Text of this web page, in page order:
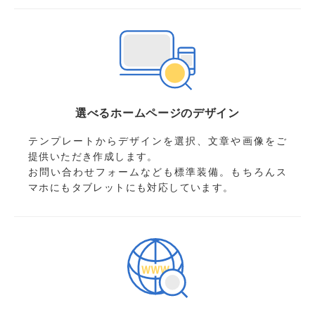
選べるホームページのデザイン
テンプレートからデザインを選択、文章や画像をご
提供いただき作成します。
お問い合わせフォームなども標準装備。もちろんス
マホにもタブレットにも対応しています。